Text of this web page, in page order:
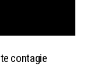
contagie